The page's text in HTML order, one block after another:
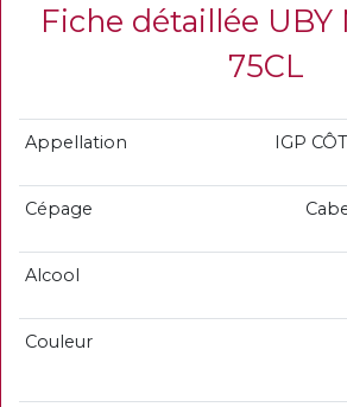
Fiche détaillée UBY
75CL
Appellation IGP
Cépage
Alcool
Couleur